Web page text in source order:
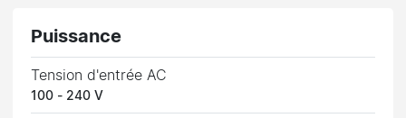
Puissance
Tension d'entrée AC
100 - 240 V